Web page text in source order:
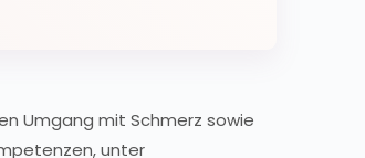
Umgang mit Schmerz sowie
unter